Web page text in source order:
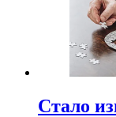
Стало